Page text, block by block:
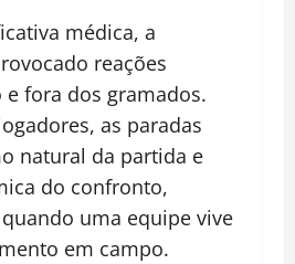
médica, a
reações
fora dos gramados.
as paradas
natural da partida e
do confronto,
uma equipe vive
em campo.